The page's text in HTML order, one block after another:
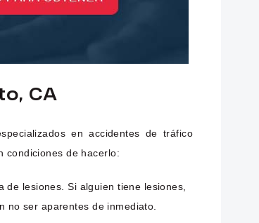
CA
en accidentes de tráfico
condiciones de hacerlo:
lesiones. Si alguien tiene lesiones,
no ser aparentes de inmediato.